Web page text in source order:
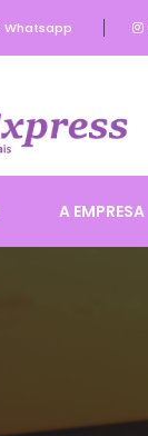
Whatsapp
A EMPRESA